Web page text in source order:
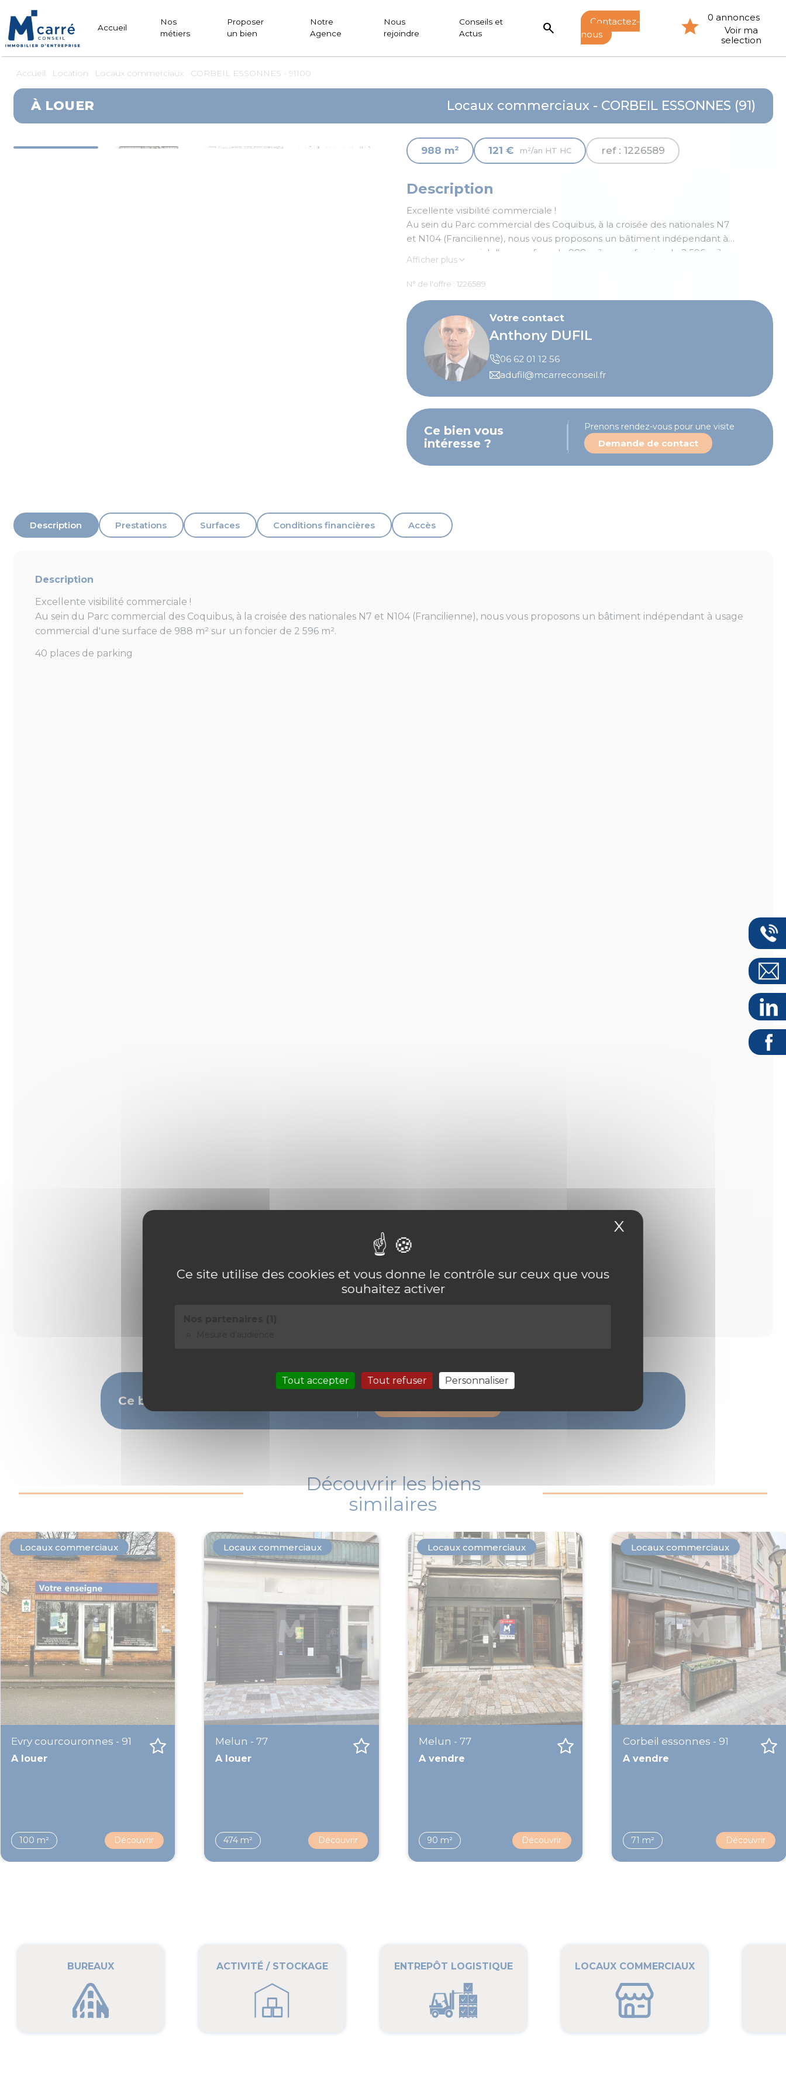
Ce site utilise des cookies et vous donne le contrôle sur ceux que vous
souhaitez activer
Tout accepter Tout refuser Personnaliser
X Masquer le
Accueil
Nos
métiers
Proposer
un bien
Notre
Agence
Nous
rejoindre
Conseils et
Actus
search
Contactez-
nous
0 annonces
Voir ma
selection
Accueil Location Locaux commerciaux CORBEIL ESSONNES - 91100
À LOUER Locaux commerciaux - CORBEIL ESSONNES (91)
988 m² 121 € m²/an HT HC ref : 1226589
Description
Excellente visibilité commerciale !
Au sein du Parc commercial des Coquibus, à la croisée des nationales N7
et N104 (Francilienne), nous vous proposons un bâtiment indépendant à
usage commercial d'une surface de 988 m² sur un foncier de 2 596 m².
Afficher plus
N° de l'offre : 1226589
Votre contact
Anthony DUFIL
06 62 01 12 56
adufil@mcarreconseil.fr
Ce bien vous
intéresse ?
Prenons rendez-vous pour une visite
Demande de contact
Description Prestations Surfaces Conditions financières Accès
Description
Excellente visibilité commerciale !
Au sein du Parc commercial des Coquibus, à la croisée des nationales N7 et N104 (Francilienne), nous vous proposons un bâtiment indépendant à usage
commercial d'une surface de 988 m² sur un foncier de 2 596 m².
40 places de parking
Ce bien vous intéresse ?
Prenons rendez-vous pour une visite
Découvrir les biens
similaires
Locaux commerciaux
Evry courcouronnes - 91
A louer
100 m² Découvrir
Locaux commerciaux
Melun - 77
A louer
474 m² Découvrir
Locaux commerciaux
Melun - 77
A vendre
90 m² Découvrir
Locaux commerciaux
Corbeil essonnes - 91
A vendre
71 m² Découvrir
BUREAUX ACTIVITÉ / STOCKAGE ENTREPÔT LOGISTIQUE LOCAUX COMMERCIAUX